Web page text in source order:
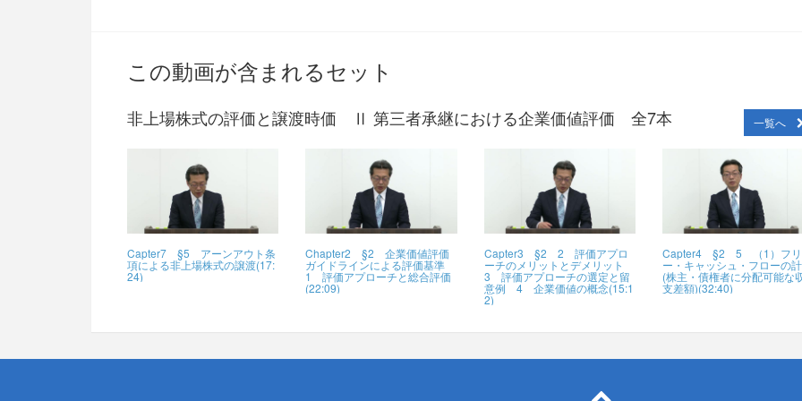
この動画が含まれるセット
非上場株式の評価と譲渡時価 Ⅱ 第三者承継における企業価値評価 全7本 一覧へ
Capter7 §5 アーンアウト条
項による非上場株式の譲渡(17:
24)
Chapter2 §2 企業価値評価
ガイドラインによる評価基準
1 評価アプローチと総合評価
(22:09)
Capter3 §2 2 評価アプロ
ーチのメリットとデメリット
3 評価アプローチの選定と留
意例 4 企業価値の概念(15:1
2)
Capter4 §2 5 （1）フリ
ー・キャッシュ・フローの
(株主・債権者に分配可能な
支差額)(32:40)